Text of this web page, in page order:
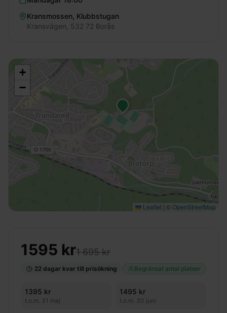
Kransmossen, Klubbstugan
Kransvägen, 532 72 Borås
+
−
Leaflet | ©OpenStreetMap
1595 kr1 695 kr
22 dagar kvar till prisökning Begränsat antal platser
1395 kr
t.o.m. 31 maj
1495 kr
t.o.m. 30 juni